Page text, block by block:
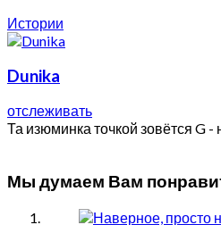
Истории
Dunika
отслеживать
Та изюминка точкой зовётся G
Мы думаем Вам